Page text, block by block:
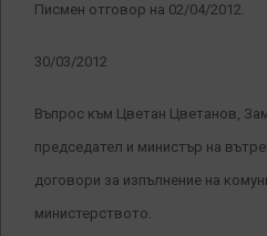
Писмен отговор на 02/04/2012.
30/03/2012
Въпрос към Цветан Цветанов,
председател и министър на
договори за изпълнение на
министерството.